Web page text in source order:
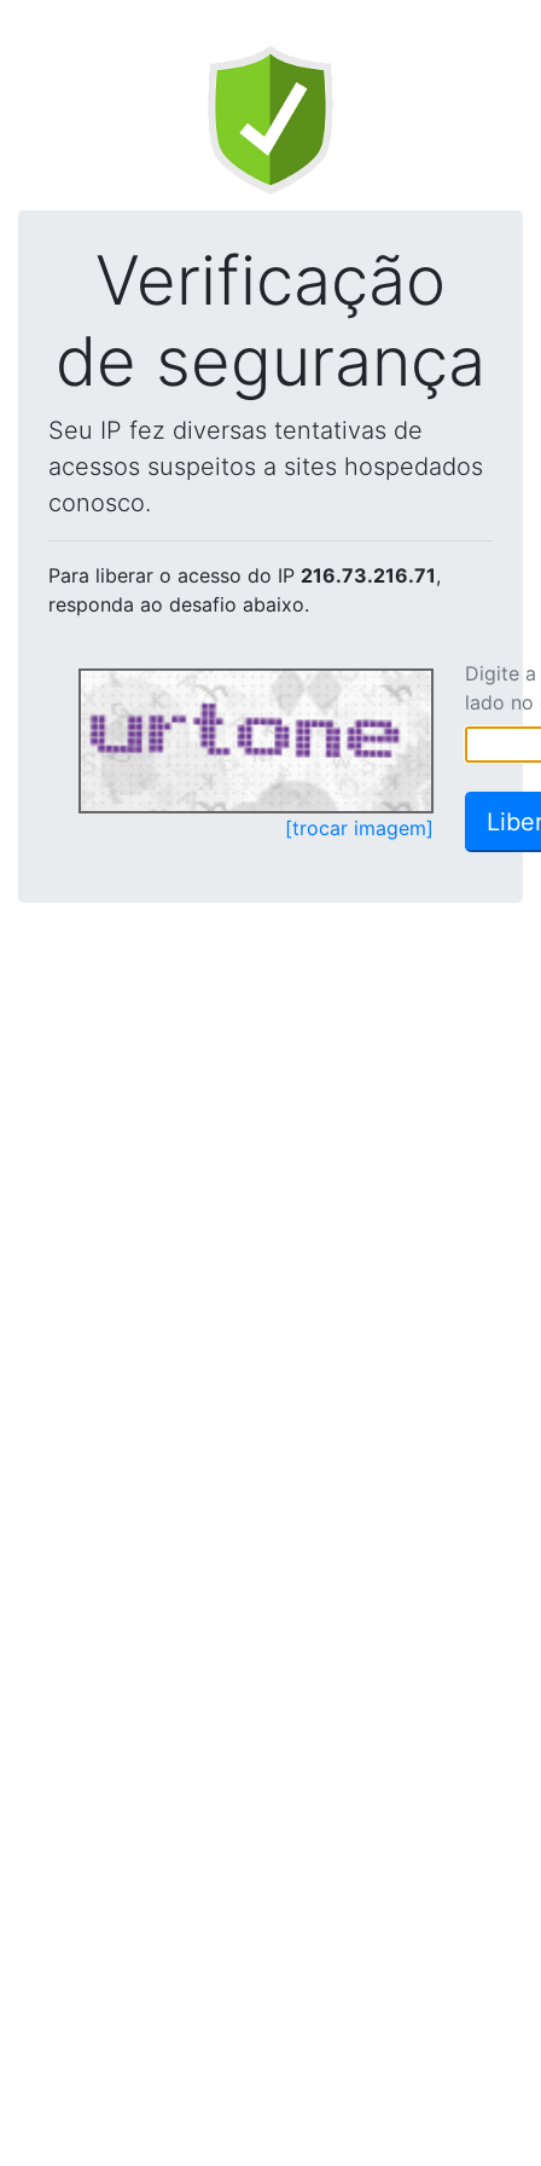
Verificação
de segurança
Seu IP fez diversas tentativas de
acessos suspeitos a sites hospedados
conosco.
Para liberar o acesso do IP 216.73.216.71,
responda ao desafio abaixo.
[trocar imagem]
Digite
lado no